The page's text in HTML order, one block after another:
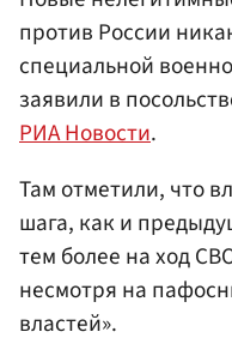
против России
специальной
заявили в
РИА Новости.
Там отметили, что
шага, как и
тем более на ход
несмотря на
властей».